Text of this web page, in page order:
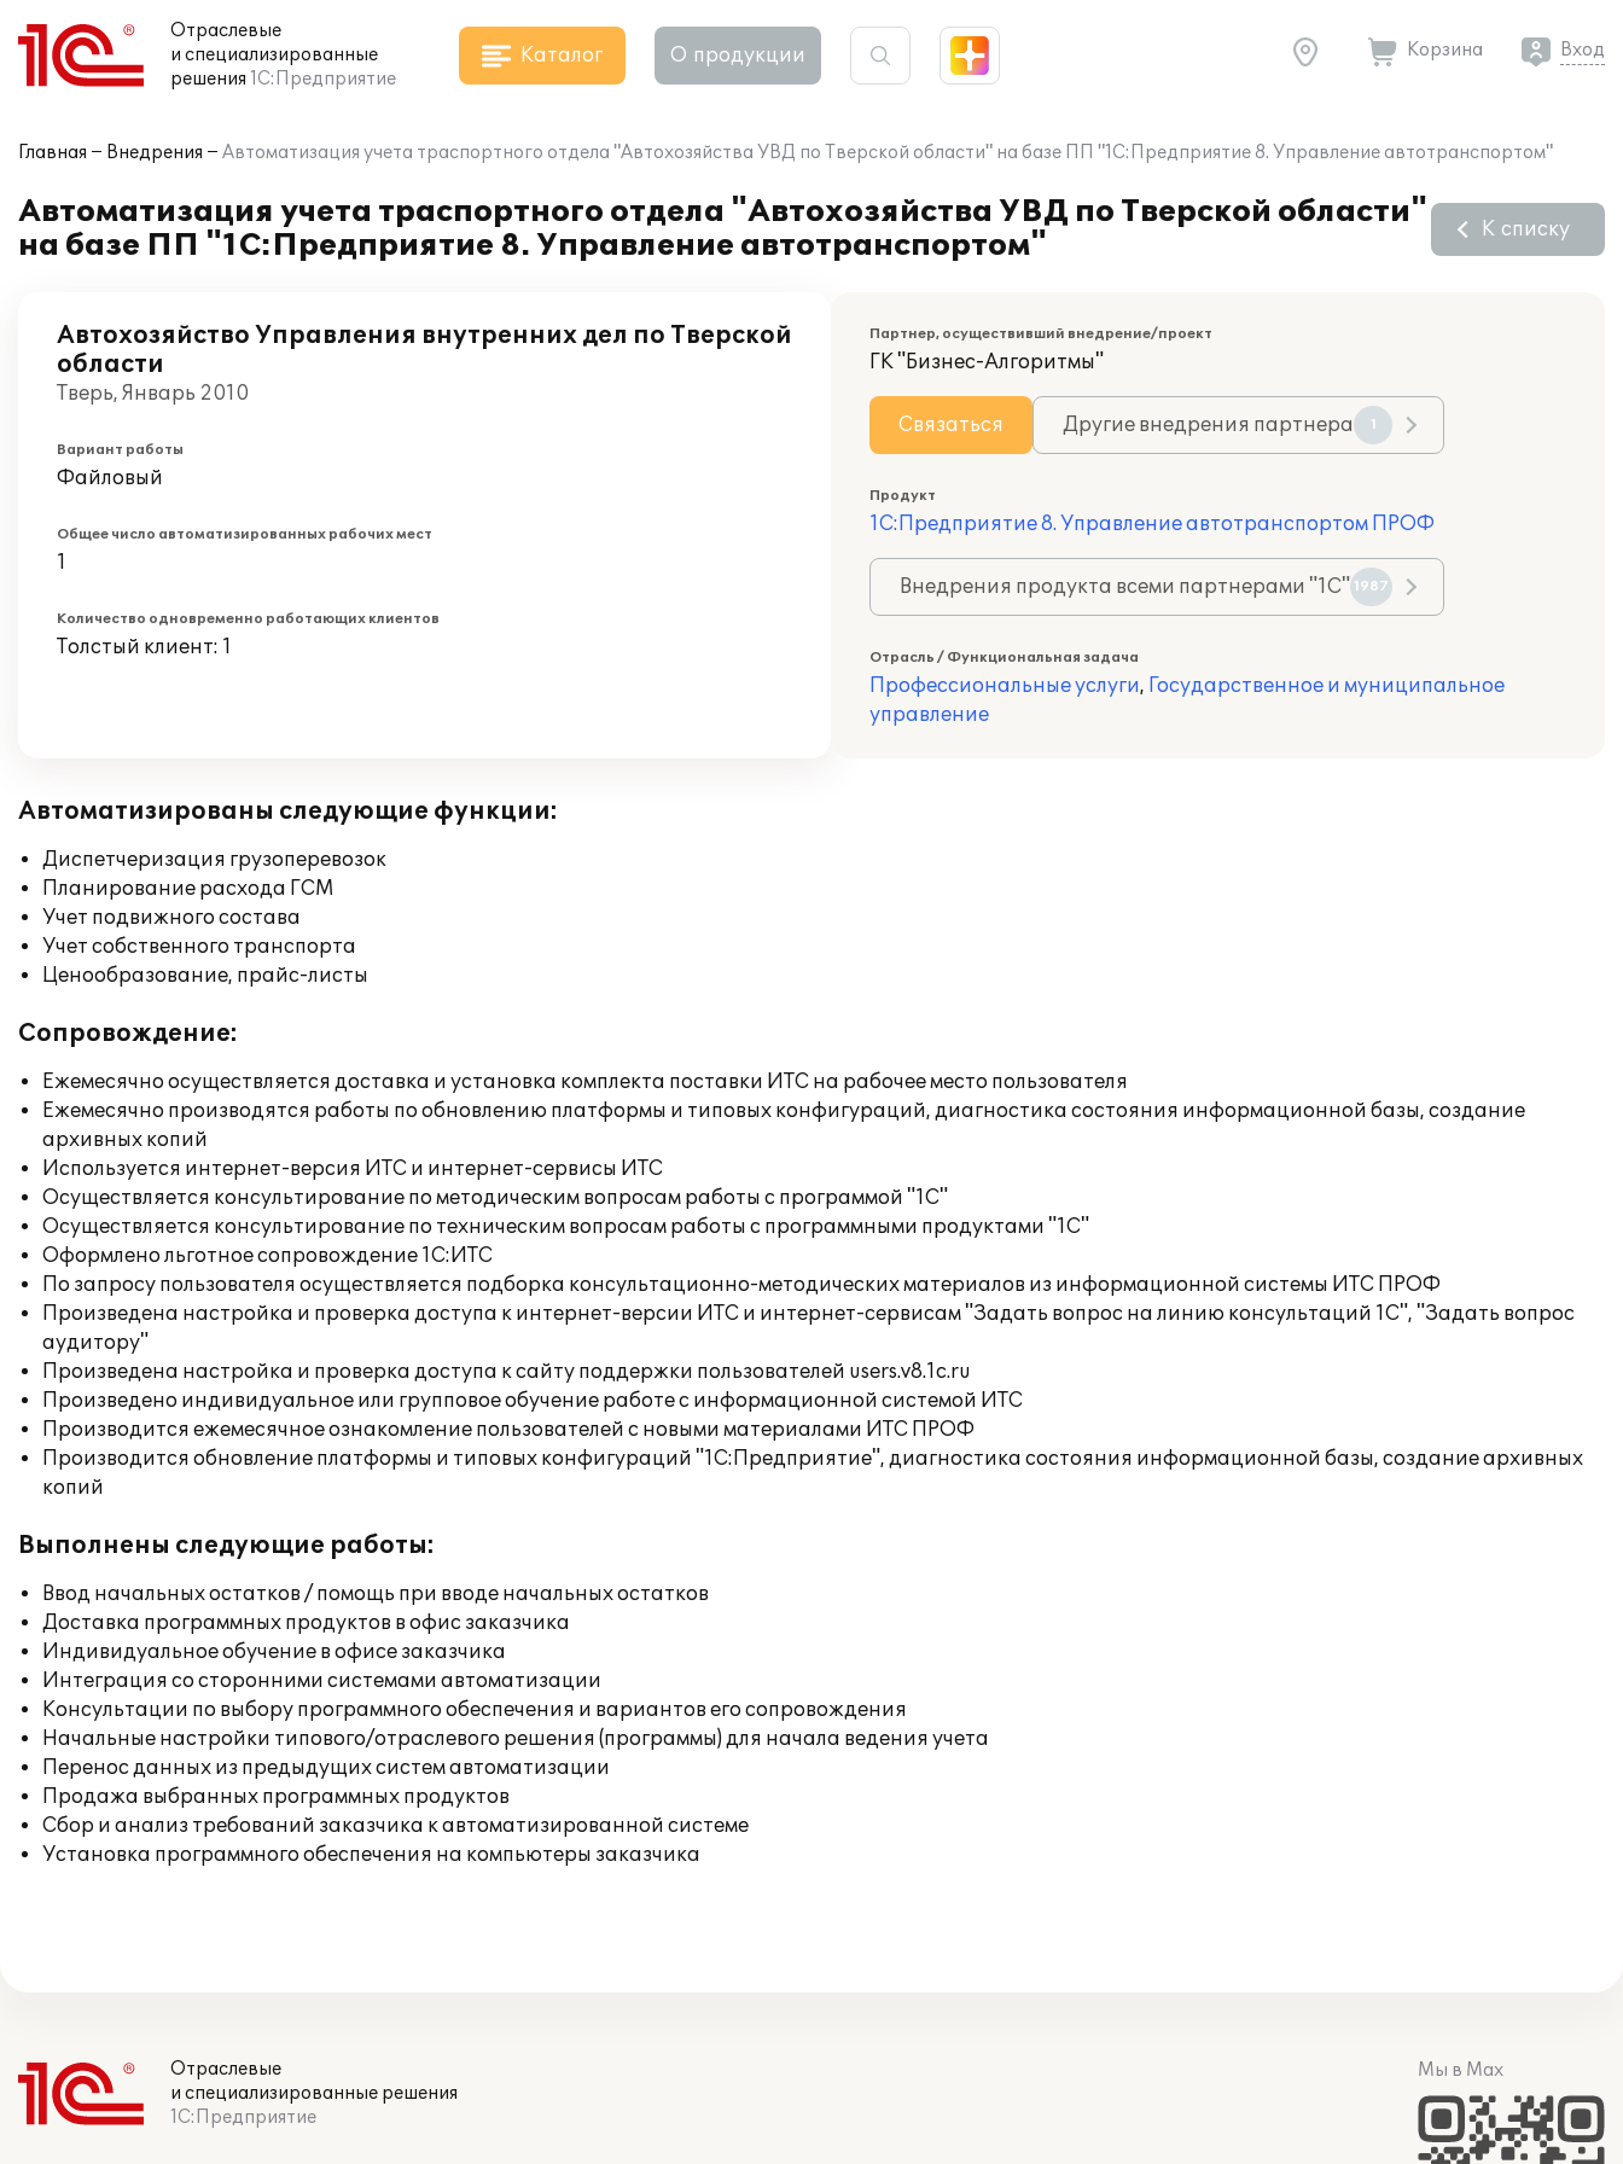
Отраслевые
и специализированные
решения 1С:Предприятие
Каталог О продукции Корзина Вход
Главная Внедрения Автоматизация учета траспортного отдела "Автохозяйства УВД по Тверской области" на базе ПП "1С:Предприятие 8. Управление автотранспортом"
Автоматизация учета траспортного отдела "Автохозяйства УВД по Тверской области"
на базе ПП "1С:Предприятие 8. Управление автотранспортом"
К списку
Автохозяйство Управления внутренних дел по Тверской
области
Тверь, Январь 2010
Вариант работы
Файловый
Общее число автоматизированных рабочих мест
1
Количество одновременно работающих клиентов
Толстый клиент: 1
Партнер, осуществивший внедрение/проект
ГК "Бизнес-Алгоритмы"
Связаться Другие внедрения партнера 1
Продукт
1С:Предприятие 8. Управление автотранспортом ПРОФ
Внедрения продукта всеми партнерами "1С" 1987
Отрасль / Функциональная задача
Профессиональные услуги, Государственное и муниципальное
управление
Автоматизированы следующие функции:
Диспетчеризация грузоперевозок
Планирование расхода ГСМ
Учет подвижного состава
Учет собственного транспорта
Ценообразование, прайс-листы
Сопровождение:
Ежемесячно осуществляется доставка и установка комплекта поставки ИТС на рабочее место пользователя
Ежемесячно производятся работы по обновлению платформы и типовых конфигураций, диагностика состояния информационной базы, создание
архивных копий
Используется интернет-версия ИТС и интернет-сервисы ИТС
Осуществляется консультирование по методическим вопросам работы с программой "1С"
Осуществляется консультирование по техническим вопросам работы с программными продуктами "1С"
Оформлено льготное сопровождение 1С:ИТС
По запросу пользователя осуществляется подборка консультационно-методических материалов из информационной системы ИТС ПРОФ
Произведена настройка и проверка доступа к интернет-версии ИТС и интернет-сервисам "Задать вопрос на линию консультаций 1С", "Задать вопрос
аудитору"
Произведена настройка и проверка доступа к сайту поддержки пользователей users.v8.1c.ru
Произведено индивидуальное или групповое обучение работе с информационной системой ИТС
Производится ежемесячное ознакомление пользователей с новыми материалами ИТС ПРОФ
Производится обновление платформы и типовых конфигураций "1С:Предприятие", диагностика состояния информационной базы, создание архивных
копий
Выполнены следующие работы:
Ввод начальных остатков / помощь при вводе начальных остатков
Доставка программных продуктов в офис заказчика
Индивидуальное обучение в офисе заказчика
Интеграция со сторонними системами автоматизации
Консультации по выбору программного обеспечения и вариантов его сопровождения
Начальные настройки типового/отраслевого решения (программы) для начала ведения учета
Перенос данных из предыдущих систем автоматизации
Продажа выбранных программных продуктов
Сбор и анализ требований заказчика к автоматизированной системе
Установка программного обеспечения на компьютеры заказчика
Отраслевые
и специализированные решения
1С:Предприятие
Мы в Max